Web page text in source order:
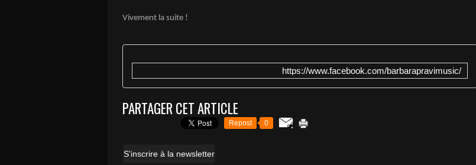
Vivement la suite !
https://www.facebook.com/barbarapravimusic/
PARTAGER CET ARTICLE
Repost 0
S'inscrire à la newsletter